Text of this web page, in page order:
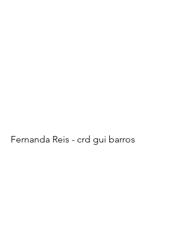
Fernanda Reis - crd gui barros